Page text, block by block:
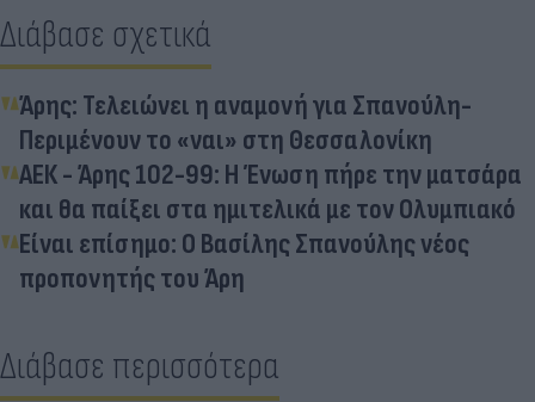
Διάβασε σχετικά
Άρης: Τελειώνει η αναμονή για Σπανούλη-
Περιμένουν το «ναι» στη Θεσσαλονίκη
ΑΕΚ - Άρης 102-99: Η Ένωση πήρε την ματσάρα
και θα παίξει στα ημιτελικά με τον Ολυμπιακό
Είναι επίσημο: Ο Βασίλης Σπανούλης νέος
προπονητής του Άρη
Διάβασε περισσότερα